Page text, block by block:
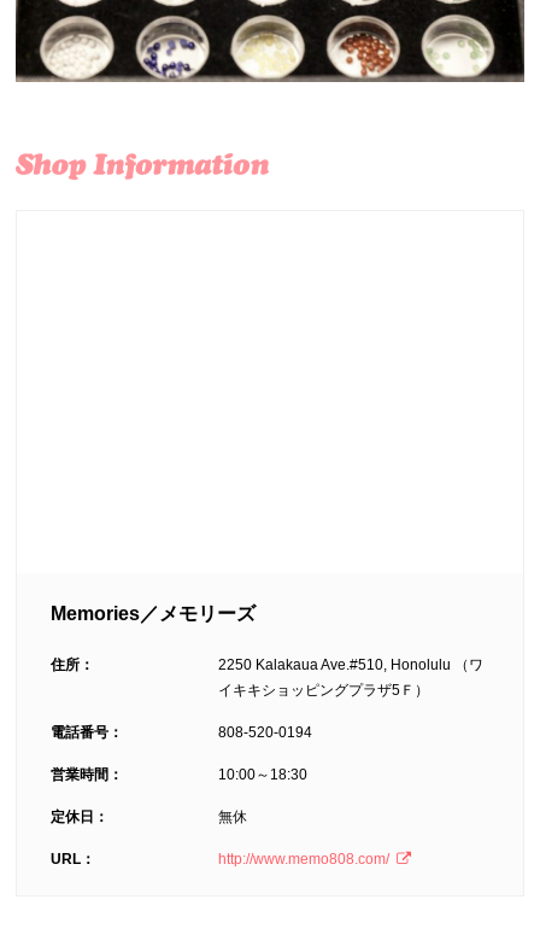
Memories／メモリーズ
住所：
2250 Kalakaua Ave.#510, Honolulu （ワ
イキキショッピングプラザ5Ｆ）
電話番号： 808-520-0194
営業時間： 10:00～18:30
定休日： 無休
URL： http://www.memo808.com/